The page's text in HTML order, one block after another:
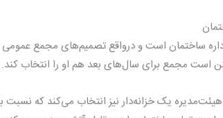
ساختمان است و درواقع تصمیم‌های مجمع عمومی
است مجمع برای سال‌های بعد هم او را انتخاب کند.
یک خزانه‌دار نیز انتخاب می‌کند که نسبت